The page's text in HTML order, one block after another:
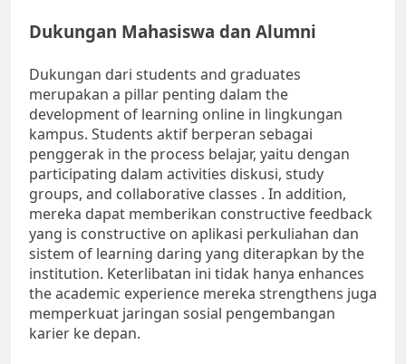
Dukungan Mahasiswa dan Alumni
Dukungan dari students and graduates
merupakan a pillar penting dalam the
development of learning online in lingkungan
kampus. Students aktif berperan sebagai
penggerak in the process belajar, yaitu dengan
participating dalam activities diskusi, study
groups, and collaborative classes . In addition,
mereka dapat memberikan constructive feedback
yang is constructive on aplikasi perkuliahan dan
sistem of learning daring yang diterapkan by the
institution. Keterlibatan ini tidak hanya enhances
the academic experience mereka strengthens juga
memperkuat jaringan sosial pengembangan
karier ke depan.